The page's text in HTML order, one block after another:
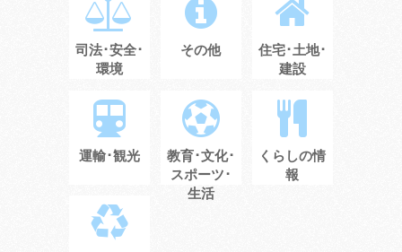
司法･安全･
環境
その他
住宅･土地･
建設
運輸･観光
教育･文化･
スポーツ･
生活
くらしの情
報